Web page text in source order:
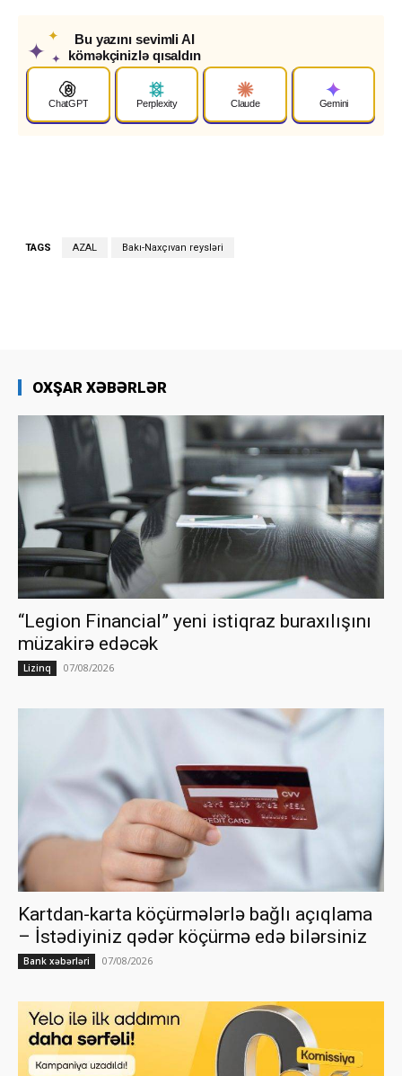
✦
✦
✦
Bu yazını sevimli AI
köməkçinizlə qısaldın
ChatGPT Perplexity Claude Gemini
TAGS AZAL Bakı-Naxçıvan reysləri
OXŞAR XƏBƏRLƏR
“Legion Financial” yeni istiqraz buraxılışını
müzakirə edəcək
Lizinq 07/08/2026
Kartdan-karta köçürmələrlə bağlı açıqlama
– İstədiyiniz qədər köçürmə edə bilərsiniz
Bank xəbərləri 07/08/2026